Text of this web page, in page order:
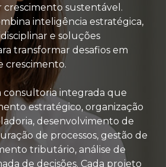
crescimento sustentável.
inteligência estratégica,
e soluções
transformar desafios em
crescimento.
consultoria integrada que
estratégico, organização
desenvolvimento de
de processos, gestão de
tributário, análise de
de decisões. Cada projeto